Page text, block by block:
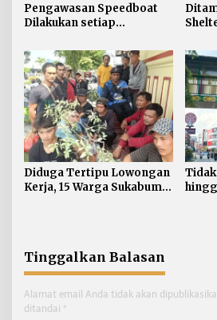
Pengawasan Speedboat
Dilakukan setiap
Acuan Laik Laut
Diduga Tertipu Lowongan
Kerja, 15 Warga Sukabumi
Tinggalkan Balasan
Alamat email Anda tidak akan
ditandai *